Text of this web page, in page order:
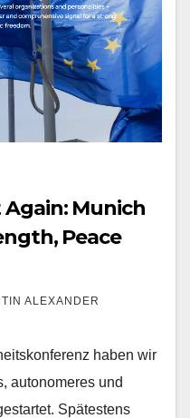
Again: Munich
Peace
ALEXANDER
haben wir
autonomeres und
Spätestens